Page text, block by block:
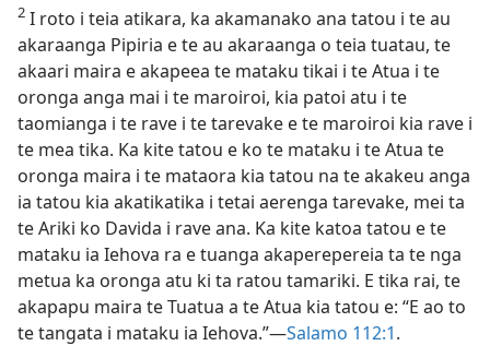
2 I roto i teia atikara, ka akamanako ana tatou i te au
akaraanga Pipiria e te au akaraanga o teia tuatau, te
akaari maira e akapeea te mataku tikai i te Atua i te
oronga anga mai i te maroiroi, kia patoi atu i te
taomianga i te rave i te tarevake e te maroiroi kia rave i
te mea tika. Ka kite tatou e ko te mataku i te Atua te
oronga maira i te mataora kia tatou na te akakeu anga
ia tatou kia akatikatika i tetai aerenga tarevake, mei ta
te Ariki ko Davida i rave ana. Ka kite katoa tatou e te
mataku ia Iehova ra e tuanga akaperepereia ta te nga
metua ka oronga atu ki ta ratou tamariki. E tika rai, te
akapapu maira te Tuatua a te Atua kia tatou e: “E ao to
te tangata i mataku ia Iehova.”​—Salamo 112:1.